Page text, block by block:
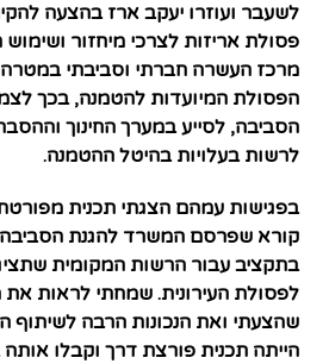
לשעבר ועוזרו יעקב ארז בהצעה
פסולת אריזות לצרכי מיחזור ושימוש
מרכז העשרה חברתי וסביבתי
הפסולת המיועדות להטמנה, בכך
הסביבה, לסייע במערך החינוך
לרשות בעלויות בהיטל ההטמנה.
בפגישות עמהם הצגתי תכנית
קורא שפרסם המשרד להגנת הסביבה
בתקציב עבור הרשות המקומית
לפסולת העירונית. שמחתי לראות את
שהצעתי ואת הנכונות הרבה לשיתוף
הייתה תכנית פורצת דרך וקבלו